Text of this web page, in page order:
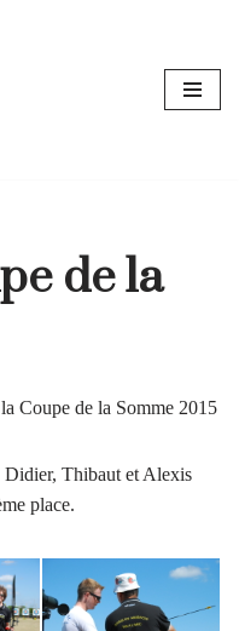
de la
Coupe de la Somme 2015
Didier, Thibaut et Alexis
place.